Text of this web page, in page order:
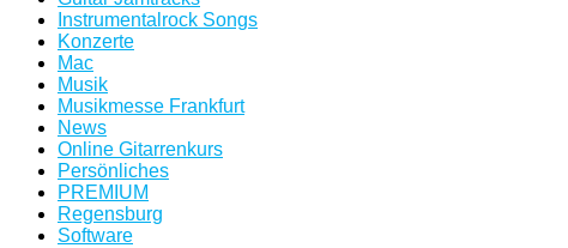
Instrumentalrock Songs
Konzerte
Mac
Musik
Musikmesse Frankfurt
News
Online Gitarrenkurs
Persönliches
PREMIUM
Regensburg
Software